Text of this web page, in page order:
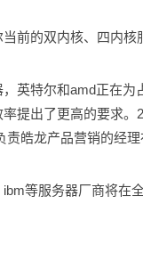
的双内核、四内核
特尔和amd正在为
提出了更高的要求
皓龙产品营销的经
等服务器厂商将在全